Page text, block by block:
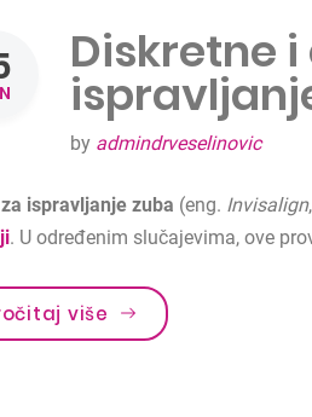
Diskretne
by admindrveselinovic
ispravljanje zuba (eng. Invisalign,
. U određenim slučajevima, ove
više